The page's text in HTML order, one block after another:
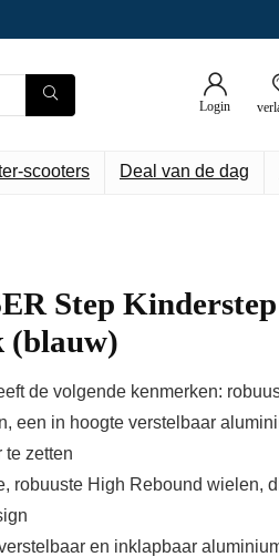
Login
scooters Deal van de dag
Step
(blauw)
de volgende kenmerken:
een in hoogte verstelbaar
te zetten
robuuste High Rebound wielen,
en inklapbaar